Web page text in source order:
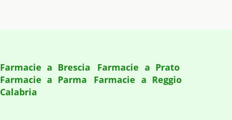
Farmacie a Brescia
Farmacie a Prato
Farmacie a Parma
Farmacie a Reggio
Calabria